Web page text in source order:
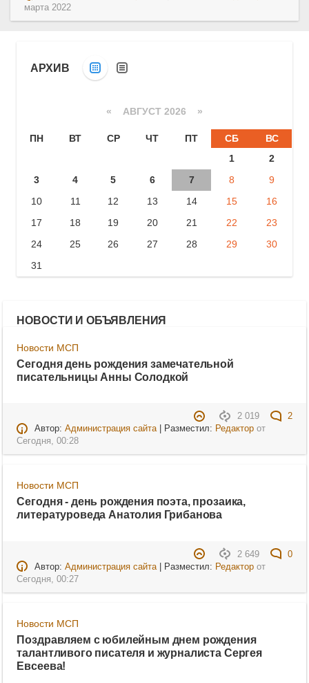
марта 2022
АРХИВ
« АВГУСТ 2026 »
ПН ВТ СР ЧТ ПТ СБ
ВС
1
2
3
4 5 6 7 8
9
10
11 12 13 14 15
16
17
18 19 20 21 22
23
24
25 26 27 28 29
30
31
НОВОСТИ И ОБЪЯВЛЕНИЯ
Новости МСП
Сегодня день рождения замечательной
писательницы Анны Солодкой
2 019
2
Автор: Администрация сайта| Разместил: Редакторот
Сегодня, 00:28
Новости МСП
Сегодня - день рождения поэта, прозаика,
литературоведа Анатолия Грибанова
2 649
0
Автор: Администрация сайта| Разместил: Редакторот
Сегодня, 00:27
Новости МСП
Поздравляем с юбилейным днем рождения
талантливого писателя и журналиста Сергея
Евсеева!